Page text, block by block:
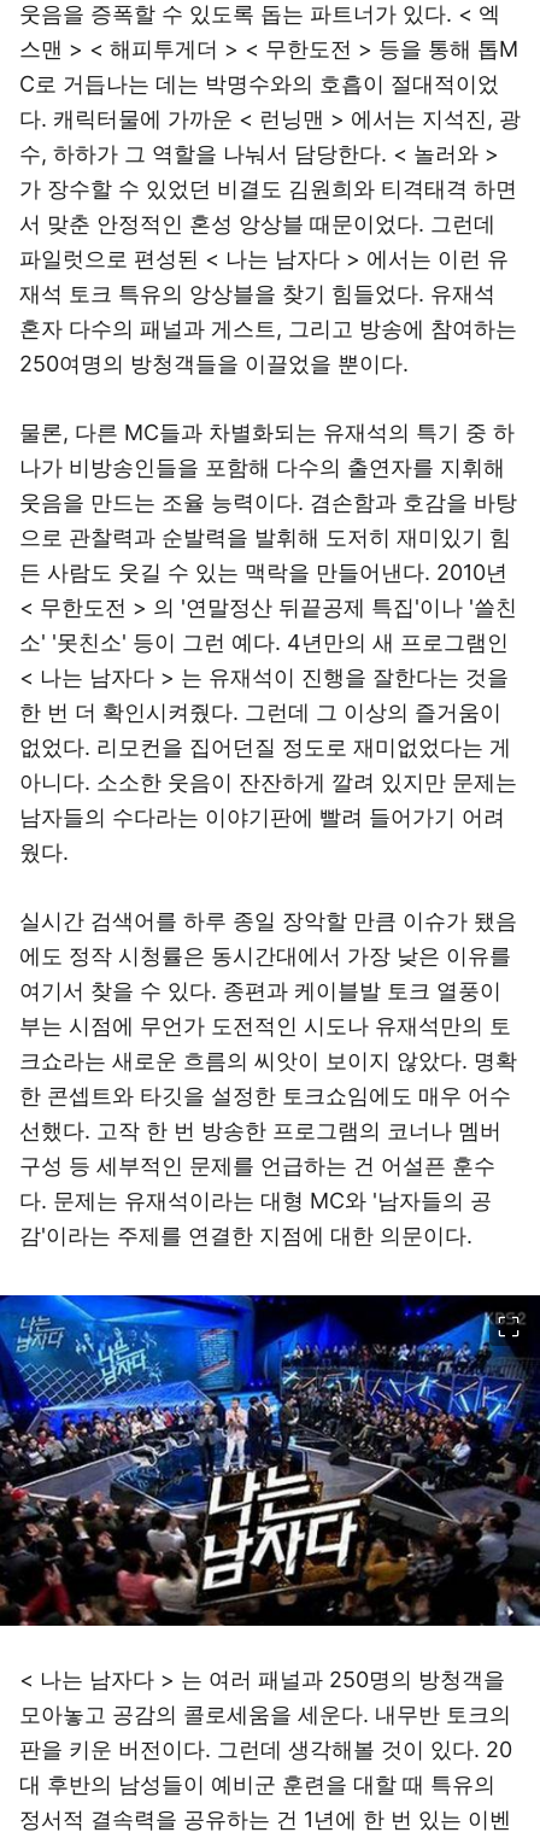
웃음을 증폭할 수 있도록 돕는 파트너가 있다. < 엑
스맨 > < 해피투게더 > < 무한도전 > 등을 통해 톱M
C로 거듭나는 데는 박명수와의 호흡이 절대적이었
다. 캐릭터물에 가까운 < 런닝맨 > 에서는 지석진, 광
수, 하하가 그 역할을 나눠서 담당한다. < 놀러와 >
가 장수할 수 있었던 비결도 김원희와 티격태격 하면
서 맞춘 안정적인 혼성 앙상블 때문이었다. 그런데
파일럿으로 편성된 < 나는 남자다 > 에서는 이런 유
재석 토크 특유의 앙상블을 찾기 힘들었다. 유재석
혼자 다수의 패널과 게스트, 그리고 방송에 참여하는
250여명의 방청객들을 이끌었을 뿐이다.
물론, 다른 MC들과 차별화되는 유재석의 특기 중 하
나가 비방송인들을 포함해 다수의 출연자를 지휘해
웃음을 만드는 조율 능력이다. 겸손함과 호감을 바탕
으로 관찰력과 순발력을 발휘해 도저히 재미있기 힘
든 사람도 웃길 수 있는 맥락을 만들어낸다. 2010년
< 무한도전 > 의 '연말정산 뒤끝공제 특집'이나 '쓸친
소' '못친소' 등이 그런 예다. 4년만의 새 프로그램인
< 나는 남자다 > 는 유재석이 진행을 잘한다는 것을
한 번 더 확인시켜줬다. 그런데 그 이상의 즐거움이
없었다. 리모컨을 집어던질 정도로 재미없었다는 게
아니다. 소소한 웃음이 잔잔하게 깔려 있지만 문제는
남자들의 수다라는 이야기판에 빨려 들어가기 어려
웠다.
실시간 검색어를 하루 종일 장악할 만큼 이슈가 됐음
에도 정작 시청률은 동시간대에서 가장 낮은 이유를
여기서 찾을 수 있다. 종편과 케이블발 토크 열풍이
부는 시점에 무언가 도전적인 시도나 유재석만의 토
크쇼라는 새로운 흐름의 씨앗이 보이지 않았다. 명확
한 콘셉트와 타깃을 설정한 토크쇼임에도 매우 어수
선했다. 고작 한 번 방송한 프로그램의 코너나 멤버
구성 등 세부적인 문제를 언급하는 건 어설픈 훈수
다. 문제는 유재석이라는 대형 MC와 '남자들의 공
감'이라는 주제를 연결한 지점에 대한 의문이다.
< 나는 남자다 > 는 여러 패널과 250명의 방청객을
모아놓고 공감의 콜로세움을 세운다. 내무반 토크의
판을 키운 버전이다. 그런데 생각해볼 것이 있다. 20
대 후반의 남성들이 예비군 훈련을 대할 때 특유의
정서적 결속력을 공유하는 건 1년에 한 번 있는 이벤